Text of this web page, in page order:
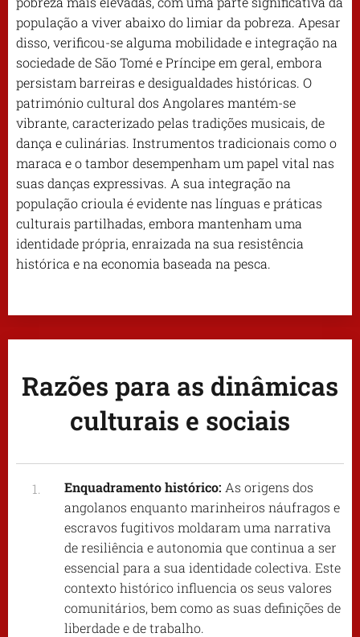
população a viver abaixo do limiar da pobreza. Apesar
disso, verificou-se alguma mobilidade e integração na
sociedade de São Tomé e Príncipe em geral, embora
persistam barreiras e desigualdades históricas. O
património cultural dos Angolares mantém-se
vibrante, caracterizado pelas tradições musicais, de
dança e culinárias. Instrumentos tradicionais como o
maraca e o tambor desempenham um papel vital nas
suas danças expressivas. A sua integração na
população crioula é evidente nas línguas e práticas
culturais partilhadas, embora mantenham uma
identidade própria, enraizada na sua resistência
histórica e na economia baseada na pesca.
Razões para as dinâmicas
culturais e sociais
Enquadramento histórico: As origens dos
angolanos enquanto marinheiros náufragos e
escravos fugitivos moldaram uma narrativa
de resiliência e autonomia que continua a ser
essencial para a sua identidade colectiva. Este
contexto histórico influencia os seus valores
comunitários, bem como as suas definições de
liberdade e de trabalho.